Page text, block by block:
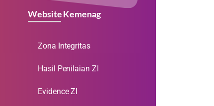
Website Kemenag
Zona Integritas
Hasil Penilaian ZI
Evidence ZI